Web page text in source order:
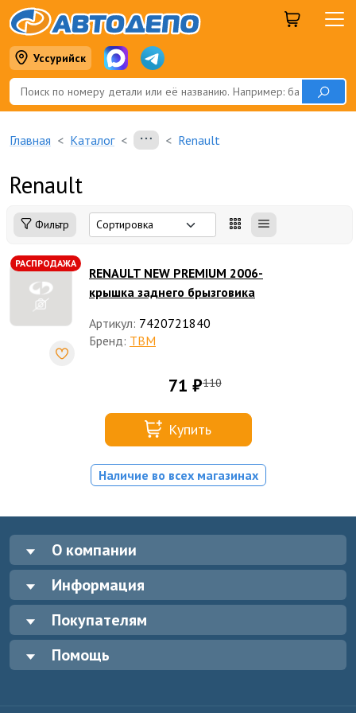
Уссурийск
Главная Каталог Renault
Renault
Фильтр
РАСПРОДАЖА
RENAULT NEW PREMIUM 2006-
крышка заднего брызговика
Артикул: 7420721840
Бренд: TBM
71 ₽110
Купить
Наличие во всех магазинах
О компании
Информация
Покупателям
Помощь